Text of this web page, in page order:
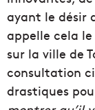
ayant le désir
appelle cela le
sur la ville de
consultation
drastiques